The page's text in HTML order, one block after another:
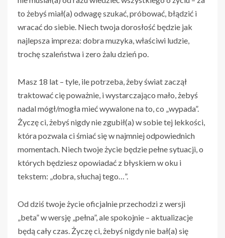
to żebyś miał(a) odwagę szukać, próbować, błądzić i
wracać do siebie. Niech twoja dorosłość będzie jak
najlepsza impreza: dobra muzyka, właściwi ludzie,
trochę szaleństwa i zero żalu dzień po.
Masz 18 lat – tyle, ile potrzeba, żeby świat zaczął
traktować cię poważnie, i wystarczająco mało, żebyś
nadal mógł/mogła mieć wywalone na to, co „wypada”.
Życzę ci, żebyś nigdy nie zgubił(a) w sobie tej lekkości,
która pozwala ci śmiać się w najmniej odpowiednich
momentach. Niech twoje życie będzie pełne sytuacji, o
których będziesz opowiadać z błyskiem w oku i
tekstem: „dobra, słuchaj tego…”.
Od dziś twoje życie oficjalnie przechodzi z wersji
„beta” w wersję „pełna”, ale spokojnie – aktualizacje
będą cały czas. Życzę ci, żebyś nigdy nie bał(a) się